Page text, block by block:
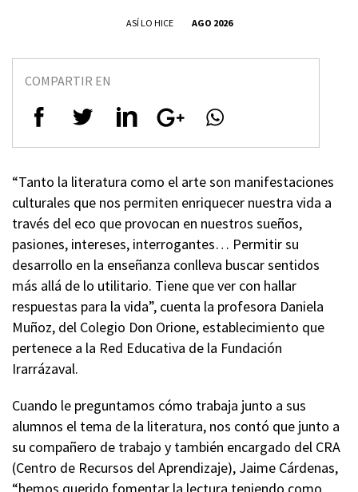
ASÍ LO HICE AGO 2026
COMPARTIR EN
“Tanto la literatura como el arte son manifestaciones
culturales que nos permiten enriquecer nuestra vida a
través del eco que provocan en nuestros sueños,
pasiones, intereses, interrogantes… Permitir su
desarrollo en la enseñanza conlleva buscar sentidos
más allá de lo utilitario. Tiene que ver con hallar
respuestas para la vida”, cuenta la profesora Daniela
Muñoz, del Colegio Don Orione, establecimiento que
pertenece a la Red Educativa de la Fundación
Irarrázaval.
Cuando le preguntamos cómo trabaja junto a sus
alumnos el tema de la literatura, nos contó que junto a
su compañero de trabajo y también encargado del CRA
(Centro de Recursos del Aprendizaje), Jaime Cárdenas,
“hemos querido fomentar la lectura teniendo como